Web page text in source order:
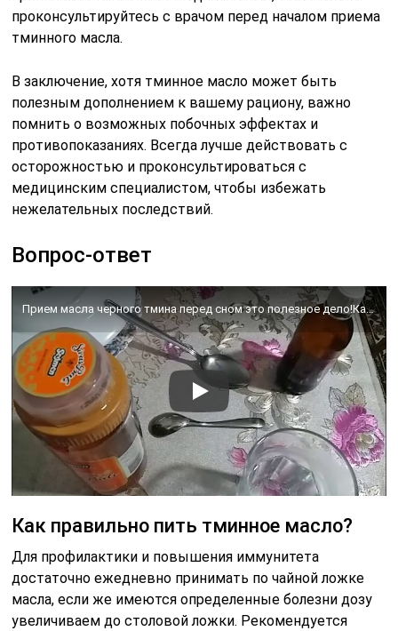
проконсультируйтесь с врачом перед началом приема
тминного масла.
В заключение, хотя тминное масло может быть
полезным дополнением к вашему рациону, важно
помнить о возможных побочных эффектах и
противопоказаниях. Всегда лучше действовать с
осторожностью и проконсультироваться с
медицинским специалистом, чтобы избежать
нежелательных последствий.
Вопрос-ответ
Прием масла черного тмина перед сном это полезное дело!Как правильно принимать?Смотри видео
Как правильно пить тминное масло?
Для профилактики и повышения иммунитета
достаточно ежедневно принимать по чайной ложке
масла, если же имеются определенные болезни дозу
увеличиваем до столовой ложки. Рекомендуется